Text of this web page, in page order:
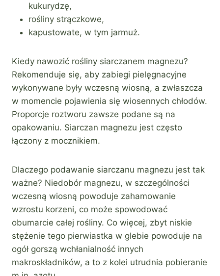
kukurydzę,
rośliny strączkowe,
kapustowate, w tym jarmuż.
Kiedy nawozić rośliny siarczanem magnezu?
Rekomenduje się, aby zabiegi pielęgnacyjne
wykonywane były wczesną wiosną, a zwłaszcza
w momencie pojawienia się wiosennych chłodów.
Proporcje roztworu zawsze podane są na
opakowaniu. Siarczan magnezu jest często
łączony z mocznikiem.
Dlaczego podawanie siarczanu magnezu jest tak
ważne? Niedobór magnezu, w szczególności
wczesną wiosną powoduje zahamowanie
wzrostu korzeni, co może spowodować
obumarcie całej rośliny. Co więcej, zbyt niskie
stężenie tego pierwiastka w glebie powoduje na
ogół gorszą wchłanialność innych
makroskładników, a to z kolei utrudnia pobieranie